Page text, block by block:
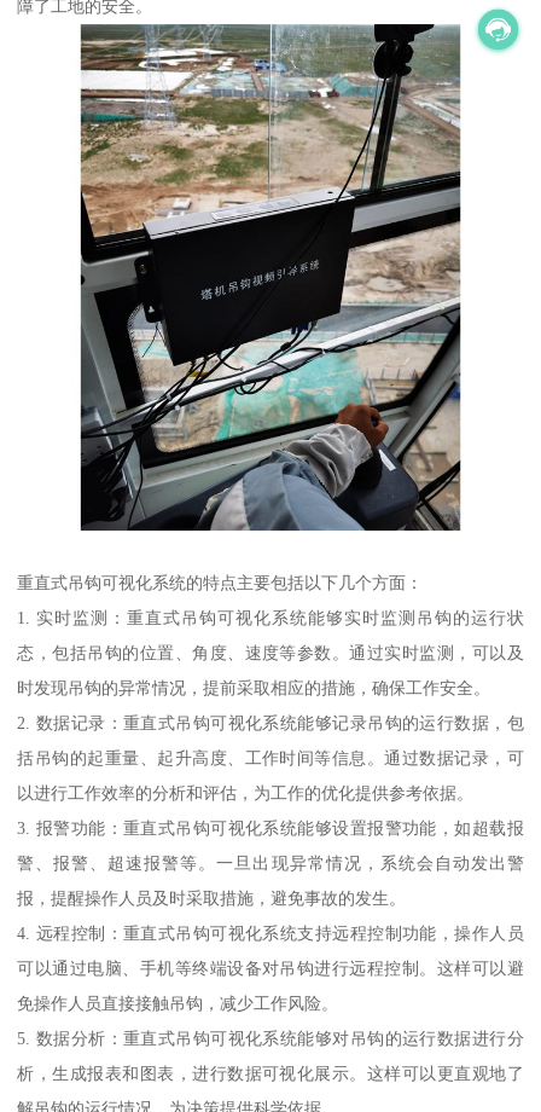
障了工地的安全。
重直式吊钩可视化系统的特点主要包括以下几个方面：
1. 实时监测：重直式吊钩可视化系统能够实时监测吊钩的运行状
态，包括吊钩的位置、角度、速度等参数。通过实时监测，可以及
时发现吊钩的异常情况，提前采取相应的措施，确保工作安全。
2. 数据记录：重直式吊钩可视化系统能够记录吊钩的运行数据，包
括吊钩的起重量、起升高度、工作时间等信息。通过数据记录，可
以进行工作效率的分析和评估，为工作的优化提供参考依据。
3. 报警功能：重直式吊钩可视化系统能够设置报警功能，如超载报
警、报警、超速报警等。一旦出现异常情况，系统会自动发出警
报，提醒操作人员及时采取措施，避免事故的发生。
4. 远程控制：重直式吊钩可视化系统支持远程控制功能，操作人员
可以通过电脑、手机等终端设备对吊钩进行远程控制。这样可以避
免操作人员直接接触吊钩，减少工作风险。
5. 数据分析：重直式吊钩可视化系统能够对吊钩的运行数据进行分
析，生成报表和图表，进行数据可视化展示。这样可以更直观地了